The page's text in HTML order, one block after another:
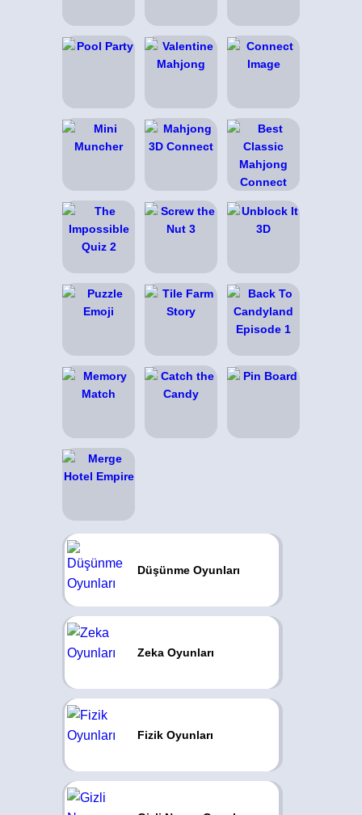
Düşünme Oyunları
Zeka Oyunları
Fizik Oyunları